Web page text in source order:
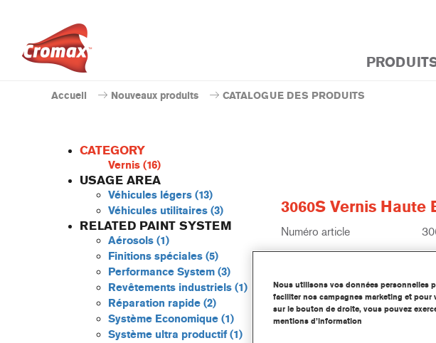
Accueil Nouveaux produits CATALOGUE DES PRODUITS
CATEGORY
Vernis (16)
USAGE AREA
Véhicules légers (13)
Véhicules utilitaires (3)
RELATED PAINT SYSTEM
Aérosols (1)
Finitions spéciales (5)
Performance System (3)
Revêtements industriels (1)
Réparation rapide (2)
Système Economique (1)
Système ultra productif(1)
3060S Vernis Haute
Numéro article
Plus d'information
Nous utilisons vos données personnelles
faciliter nos campagnes marketing et
sur le bouton de droite, vous pouvez
mentions d’information